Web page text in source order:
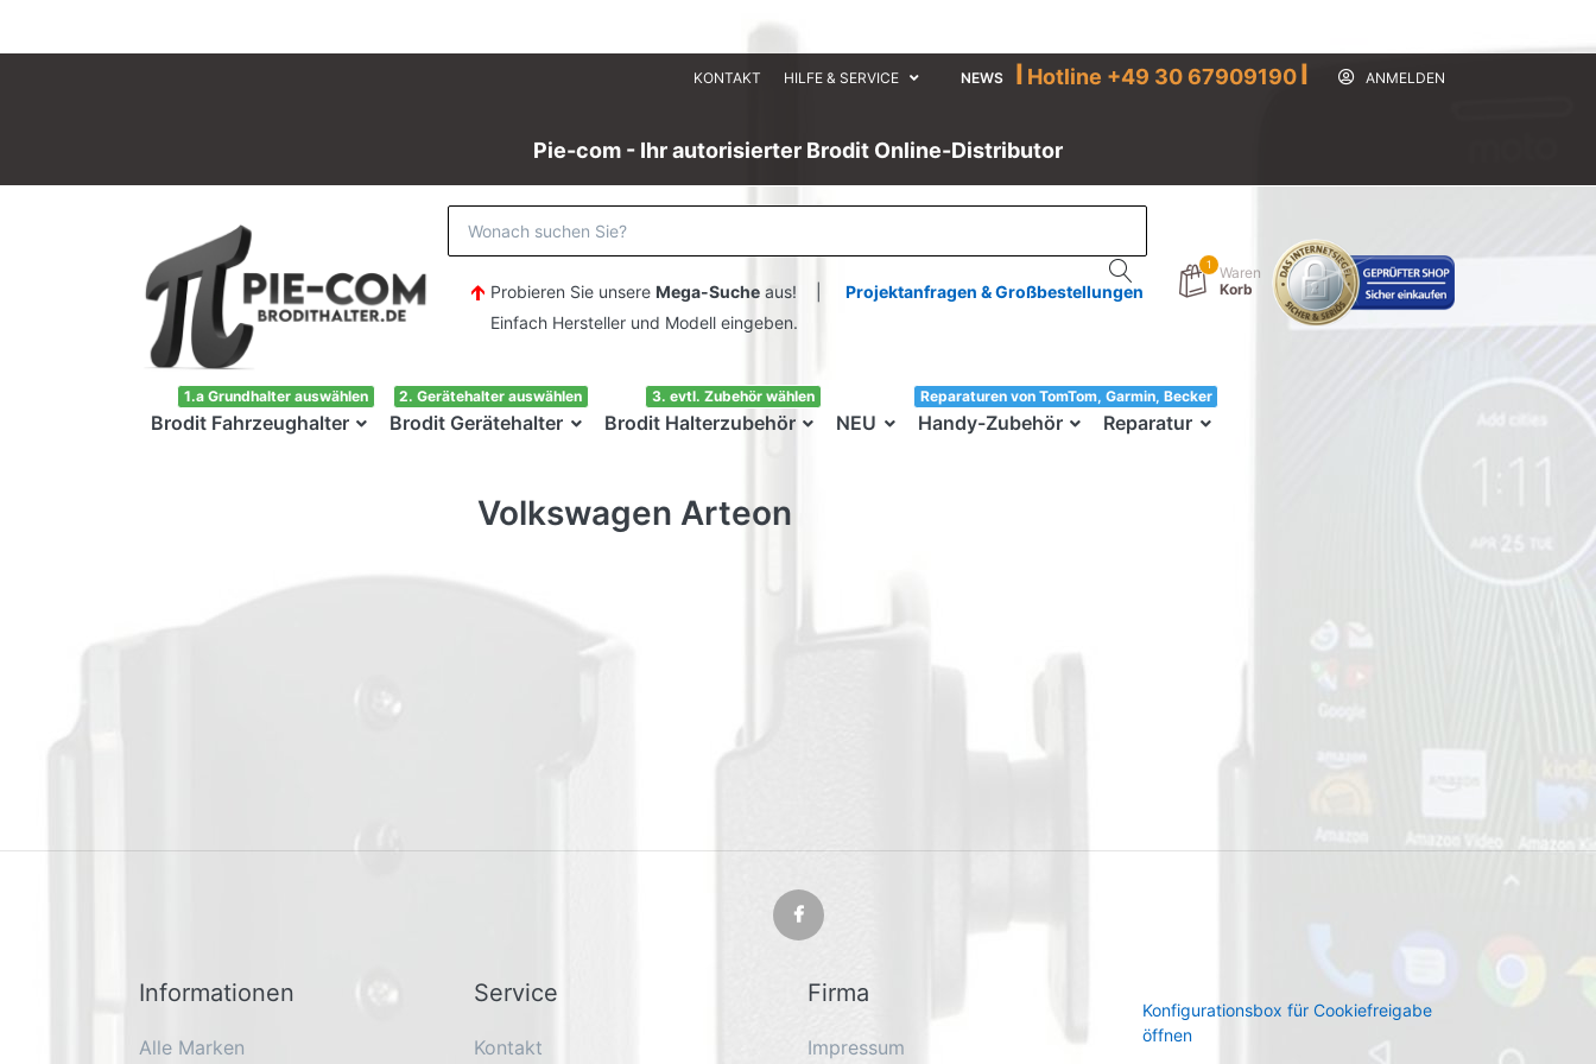
KONTAKT HILFE & SERVICE NEWS I Hotline +49 30 67909190I ANMELDEN
Pie-com - Ihr autorisierter Brodit Online-Distributor
Probieren Sie unsere Mega-Sucheaus! | Projektanfragen & Großbestellungen
Einfach Hersteller und Modell eingeben.
1
Waren
Korb
Brodit Fahrzeughalter
1.a Grundhalter auswählen
Brodit Gerätehalter
2. Gerätehalter auswählen
Brodit Halterzubehör
3. evtl. Zubehör wählen
NEU Handy-Zubehör
33!
Reparatur
Reparaturen von TomTom, Garmin, Becker
Volkswagen Arteon
Informationen
Alle Marken
Service
Kontakt
Firma
Impressum
Konfigurationsbox für Cookiefreigabe
öffnen